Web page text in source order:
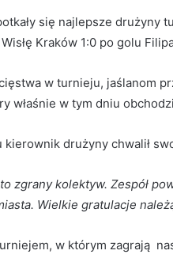
się najlepsze drużyny
Kraków 1:0 po golu
w turnieju, jaślanom
właśnie w tym dniu
kierownik drużyny chwalił
zgrany kolektyw. Zespół
Wielkie gratulacje
w którym zagrają